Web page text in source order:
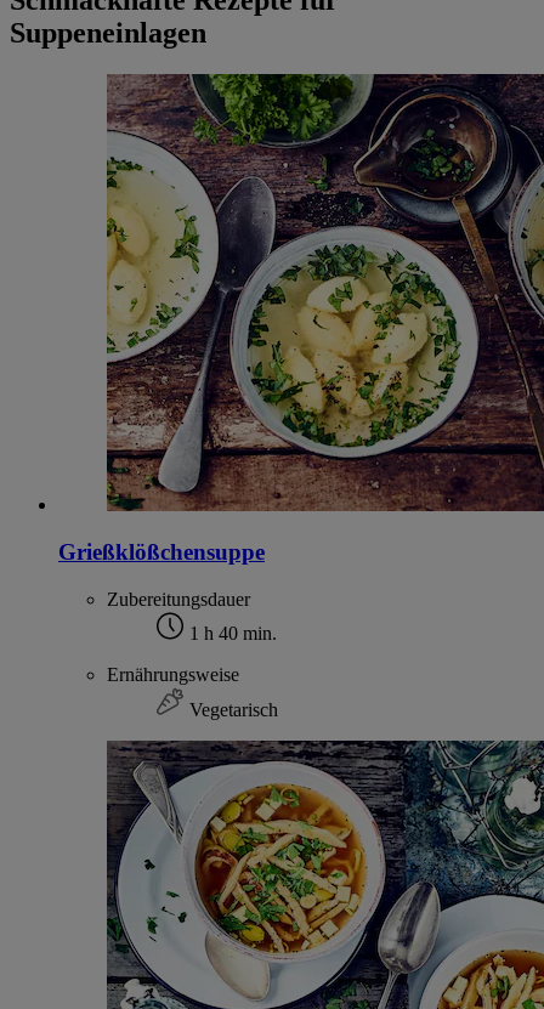
Suppeneinlagen
Grießklößchensuppe
Zubereitungsdauer
1 h 40 min.
Ernährungsweise
Vegetarisch